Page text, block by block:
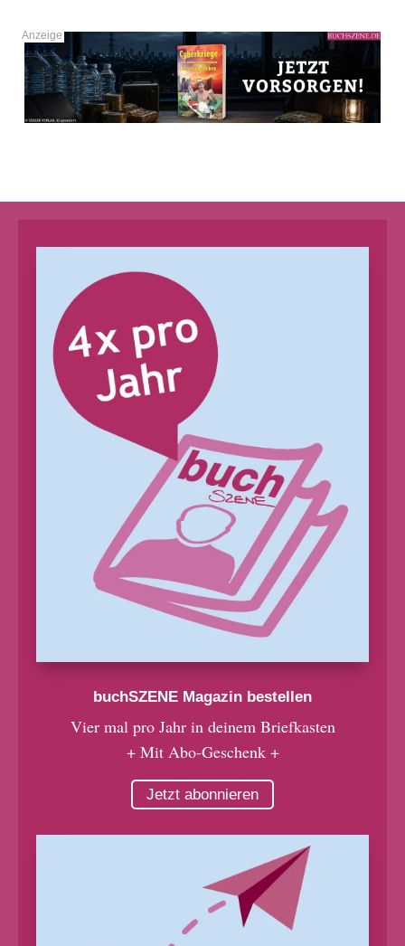
buchSZENE Magazin bestellen
Vier mal pro Jahr in deinem Briefkasten
+ Mit Abo-Geschenk +
Jetzt abonnieren